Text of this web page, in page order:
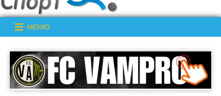
МЕНЮ